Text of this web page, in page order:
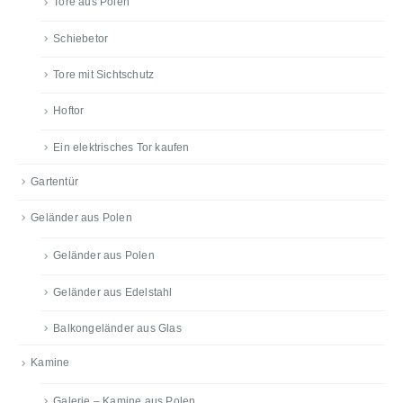
Schiebetor
Tore mit Sichtschutz
Hoftor
Ein elektrisches Tor kaufen
Gartentür
Geländer aus Polen
Geländer aus Polen
Geländer aus Edelstahl
Balkongeländer aus Glas
Kamine